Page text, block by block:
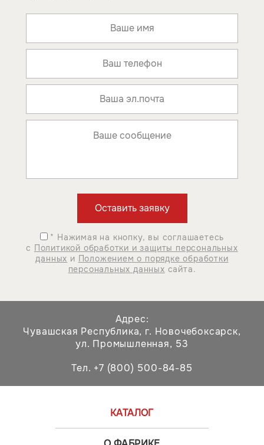
* Нажимая на кнопку, вы соглашаетесь
с Политикой обработки и защиты персональных
данных и Положением о порядке обработки
персональных данных сайта.
Адрес:
Чувашская Республика, г. Новочебоксарск,
ул. Промышленная, 53
Тел. +7 (800) 500-84-85
КАТАЛОГ